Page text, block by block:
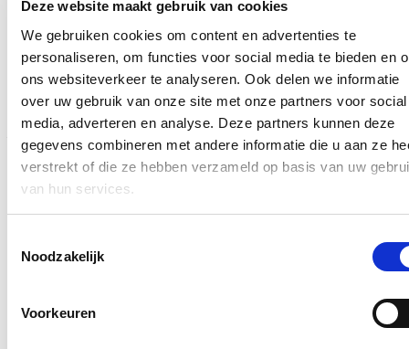
Deze website maakt gebruik van cookies
We gebruiken cookies om content en advertenties te
personaliseren, om functies voor social media te bieden en
ons websiteverkeer te analyseren. Ook delen we informatie
over uw gebruik van onze site met onze partners voor social
media, adverteren en analyse. Deze partners kunnen deze
gegevens combineren met andere informatie die u aan ze
verstrekt of die ze hebben verzameld op basis van uw
van hun services.
Noodzakelijk
Voorkeuren
agressie hoort niet bij de job. Nu komt het erop aan dat besturen dit
niet louter op papier zetten, maar ook effectief waarmaken met
concrete maatregelen, opleiding en voldoende middelen. Wie de
risico’s op agressie wil verminderen, moet investeren in sterke
openbare diensten, voldoende personeel en kwaliteitsvolle
dienstverlening. Alleen zo kunnen we onze mensen echt
beschermen.” -Gert Vlasselaer, ACOD Lokale en Regionale
Besturen
Blijf op de hoogte
Ontvang mijn nieuwsbrief.
Ja, ik wens de nieuwsbrief van Hilde Crevits te ontvangen op